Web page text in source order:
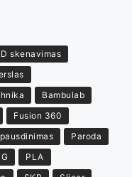
skenavimas
Bambulab
Fusion 360
Paroda
PLA